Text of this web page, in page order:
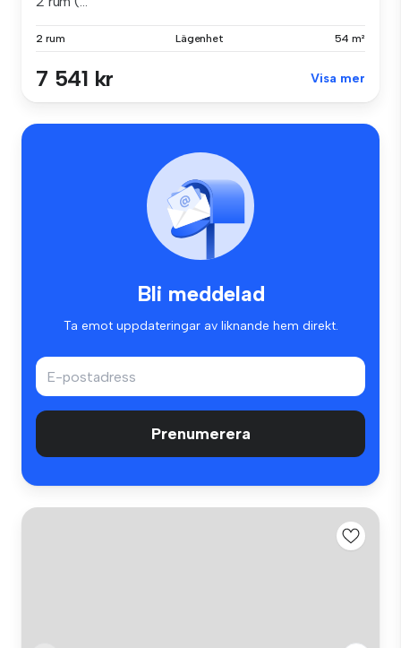
2 rum Lägenhet 54 m²
7 541 kr Visa mer
Bli meddelad
Ta emot uppdateringar av liknande hem direkt.
Prenumerera